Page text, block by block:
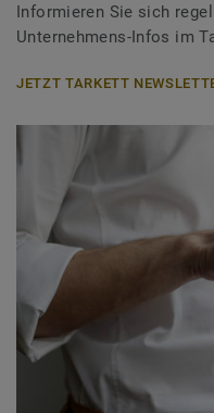
Informieren Sie sich
Unternehmens-Infos im
JETZT TARKETT